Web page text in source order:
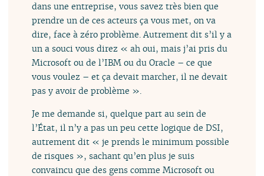
dans une entreprise, vous savez très bien que
prendre un de ces acteurs ça vous met, on va
dire, face à zéro problème. Autrement dit s’il y a
un a souci vous direz « ah oui, mais j’ai pris du
Microsoft ou de l’IBM ou du Oracle – ce que
vous voulez – et ça devait marcher, il ne devait
pas y avoir de problème ».
Je me demande si, quelque part au sein de
l’État, il n’y a pas un peu cette logique de DSI,
autrement dit « je prends le minimum possible
de risques », sachant qu’en plus je suis
convaincu que des gens comme Microsoft ou